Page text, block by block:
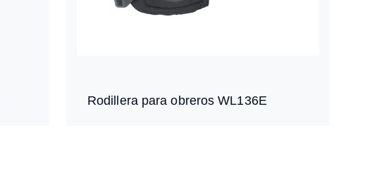
Rodillera para obreros WL136E